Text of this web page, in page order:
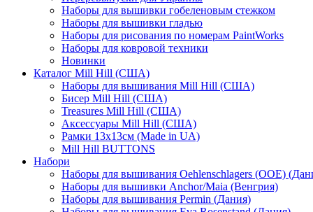
Наборы для вышивки гобеленовым стежком
Наборы для вышивки гладью
Наборы для рисования по номерам PaintWorks
Наборы для ковровой техники
Новинки
Каталог Mill Hill (США)
Наборы для вышивания Mill Hill (США)
Бисер Mill Hill (США)
Treasures Mill Hill (США)
Аксессуары Mill Hill (США)
Рамки 13х13см (Made in UA)
Mill Hill BUTTONS
Набори
Наборы для вышивания Oehlenschlagers (OOE)
Наборы для вышивки Anchor/Maia (Венгрия)
Наборы для вышивания Permin (Дания)